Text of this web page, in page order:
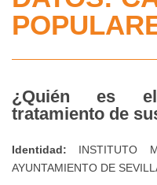
de
gestión
Relación
de
de
IMD
Plataforma
Estado
Normas
para
Gestión
de
Circuito
de
Plan
Local
de
¿Quién es el
tratamiento de
Identidad: INSTITUTO
AYUNTAMIENTO DE